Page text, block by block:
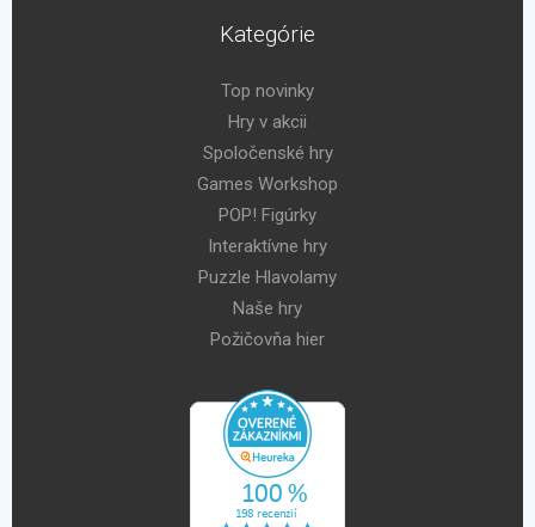
Kategórie
Top novinky
Hry v akcii
Spoločenské hry
Games Workshop
POP! Figúrky
Interaktívne hry
Puzzle Hlavolamy
Naše hry
Požičovňa hier